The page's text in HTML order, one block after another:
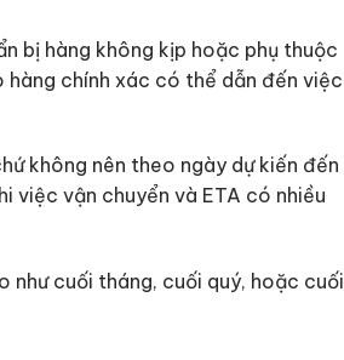
bị hàng không kịp hoặc phụ thuộc
chính xác có thể dẫn đến việc
không nên theo ngày dự kiến đến
việc vận chuyển và ETA có nhiều
như cuối tháng, cuối quý, hoặc cuối